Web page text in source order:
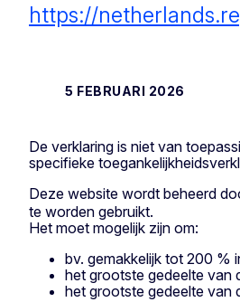
https://
5 FEBRUARI 2026
De verklaring is niet van
specifieke
Deze website wordt beheerd
te worden gebruikt.
Het moet mogelijk zijn om:
bv. gemakkelijk tot 200 %
het grootste gedeelte van
het grootste gedeelte van